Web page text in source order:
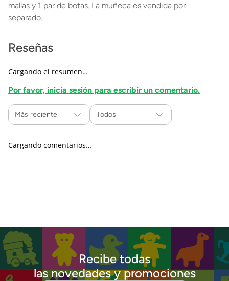
mallas y 1 par de botas. La muñeca es vendida por
separado.
Reseñas
Cargando el resumen…
Por favor, inicia sesión para escribir un comentario.
Más reciente Todos
Cargando comentarios…
Recibe todas
las novedades y promociones